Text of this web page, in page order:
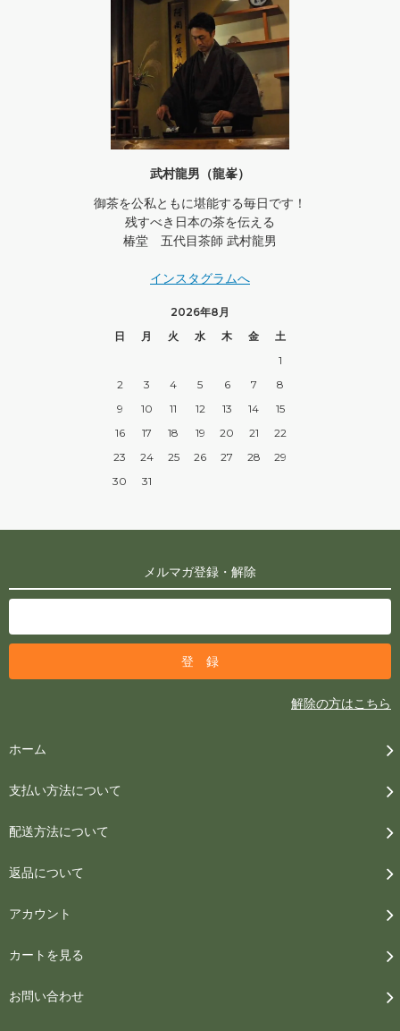
武村龍男（龍峯）
御茶を公私ともに堪能する毎日です！
残すべき日本の茶を伝える
椿堂 五代目茶師 武村龍男
インスタグラムへ
2026年8月
日
月 火 水 木 金
土
1
2
3 4 5 6 7
8
9
10 11 12 13 14
15
16
17 18 19 20 21
22
23
24 25 26 27 28
29
30
31
メルマガ登録・解除
解除の方はこちら
ホーム
支払い方法について
配送方法について
返品について
アカウント
カートを見る
お問い合わせ